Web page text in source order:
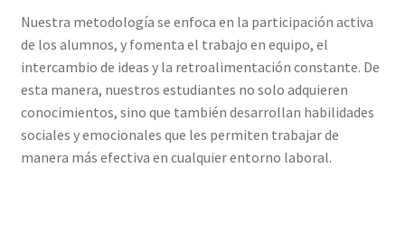
Nuestra metodología se enfoca en la participación activa
de los alumnos, y fomenta el trabajo en equipo, el
intercambio de ideas y la retroalimentación constante. De
esta manera, nuestros estudiantes no solo adquieren
conocimientos, sino que también desarrollan habilidades
sociales y emocionales que les permiten trabajar de
manera más efectiva en cualquier entorno laboral.